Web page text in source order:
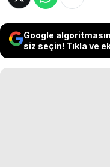
Google
siz seçin! Tıkla ve